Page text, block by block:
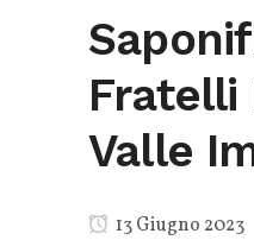
Fratelli
Valle
13 Giugno 2023